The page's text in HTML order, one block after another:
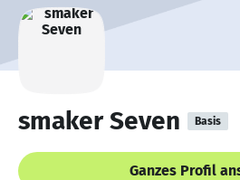
smaker Seven Basis
Ganzes Profil